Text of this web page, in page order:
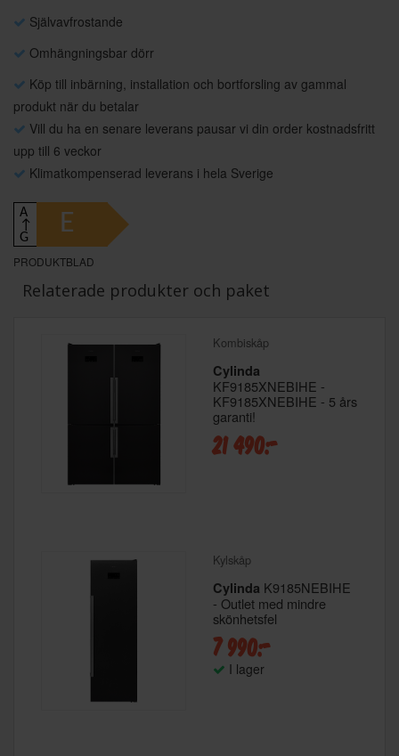
Självavfrostande
Omhängningsbar dörr
Köp till inbärning, installation och bortforsling av gammal
produkt när du betalar
Vill du ha en senare leverans pausar vi din order kostnadsfritt
upp till 6 veckor
Klimatkompenserad leverans i hela Sverige
A
↑
G
E
PRODUKTBLAD
Relaterade produkter och paket
Kombiskåp
Cylinda
KF9185XNEBIHE -
KF9185XNEBIHE - 5 års
garanti!
21 490:-
Kylskåp
Cylinda K9185NEBIHE
- Outlet med mindre
skönhetsfel
7 990:-
I lager